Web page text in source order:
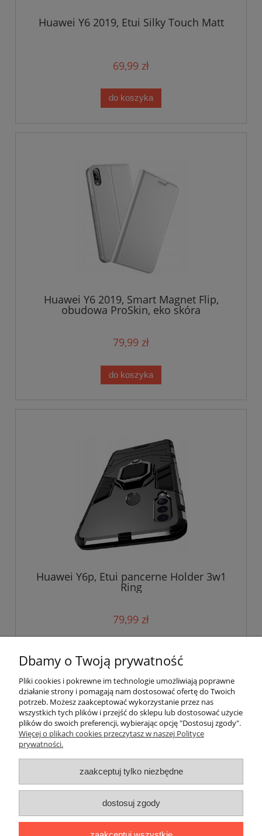
Huawei Y6 2019, Etui Silky Touch Matt
69,99 zł
do koszyka
Huawei Y6 2019, Smart Magnet Flip,
obudowa ProSkin, eko skóra
79,99 zł
do koszyka
Huawei Y6p, Etui pancerne Holder 3w1
Ring
79,99 zł
Pomoc
Moje konto
Płatności i dostawa
Informacje
Dbamy o Twoją prywatność
Pliki cookies i pokrewne im technologie umożliwiają poprawne
działanie strony i pomagają nam dostosować ofertę do Twoich
potrzeb. Możesz zaakceptować wykorzystanie przez nas
wszystkich tych plików i przejść do sklepu lub dostosować użycie
plików do swoich preferencji, wybierając opcję "Dostosuj zgody".
Więcej o plikach cookies przeczytasz w naszej Polityce
prywatności.
zaakceptuj tylko niezbędne
dostosuj zgody